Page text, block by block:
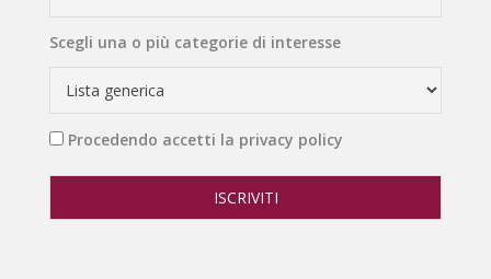
Scegli una o più categorie di interesse
Procedendo accetti la privacy policy